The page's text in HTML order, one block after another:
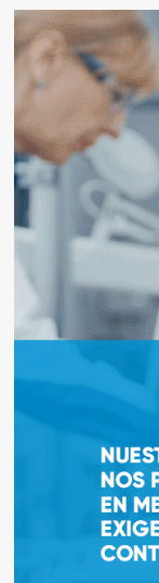
que
diseña
antibióticos:
dos
nuevos
compuestos
vencen
a
bacterias
resistentes